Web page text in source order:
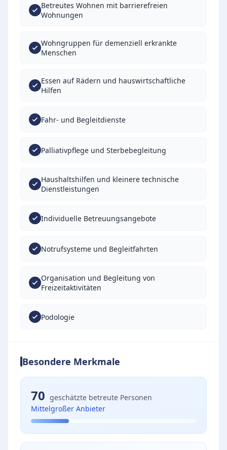
Betreutes Wohnen mit barrierefreien
Wohnungen
Wohngruppen für demenziell erkrankte
Menschen
Essen auf Rädern und hauswirtschaftliche
Hilfen
Fahr- und Begleitdienste
Palliativpflege und Sterbebegleitung
Haushaltshilfen und kleinere technische
Dienstleistungen
Individuelle Betreuungsangebote
Notrufsysteme und Begleitfahrten
Organisation und Begleitung von
Freizeitaktivitäten
Podologie
Besondere Merkmale
70 geschätzte betreute Personen
Mittelgroßer Anbieter